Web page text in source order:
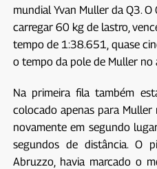
mundial Yvan Muller da Q3.
carregar 60 kg de lastro,
tempo de 1:38.651, quase
o tempo da pole de Muller no
Na primeira fila também
colocado apenas para
novamente em segundo
segundos de distância. O
Abruzzo, havia marcado o